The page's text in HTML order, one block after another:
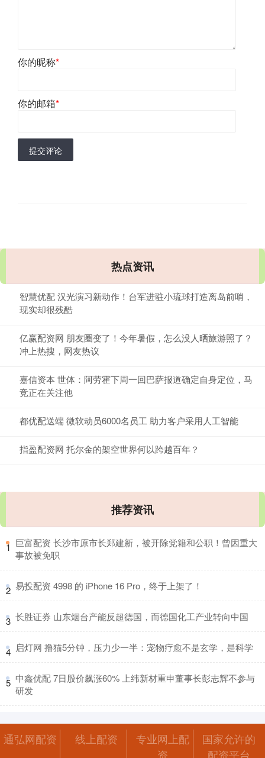
你的昵称*
你的邮箱*
提交评论
热点资讯
智慧优配 汉光演习新动作！台军进驻小琉球打造离岛前哨，
现实却很残酷
亿赢配资网 朋友圈变了！今年暑假，怎么没人晒旅游照了？
冲上热搜，网友热议
嘉信资本 世体：阿劳霍下周一回巴萨报道确定自身定位，马
竞正在关注他
都优配送端 微软动员6000名员工 助力客户采用人工智能
指盈配资网 托尔金的架空世界何以跨越百年？
推荐资讯
1 ​巨富配资 长沙市原市长郑建新，被开除党籍和公职！曾因重大
事故被免职
2 ​易投配资 4998 的 iPhone 16 Pro，终于上架了！
3 ​长胜证券 山东烟台产能反超德国，而德国化工产业转向中国
4 ​启灯网 撸猫5分钟，压力少一半：宠物疗愈不是玄学，是科学
5 ​中鑫优配 7日股价飙涨60% 上纬新材重申董事长彭志辉不参与
研发
通弘网配资 线上配资
专业网上配
资
国家允许的
配资平台